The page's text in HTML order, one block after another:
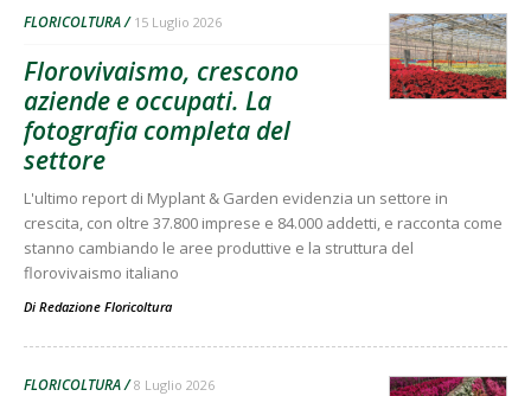
FLORICOLTURA 15 Luglio 2026
Florovivaismo, crescono
aziende e occupati. La
fotografia completa del
settore
L'ultimo report di Myplant & Garden evidenzia un settore in
crescita, con oltre 37.800 imprese e 84.000 addetti, e racconta come
stanno cambiando le aree produttive e la struttura del
florovivaismo italiano
Di Redazione Floricoltura
FLORICOLTURA 8 Luglio 2026